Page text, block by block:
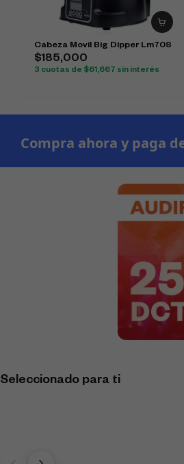
Cabeza Movil Big Dipper Lm70S
$185,000
3 cuotas de $61,667 sin interés
Seleccionado para ti